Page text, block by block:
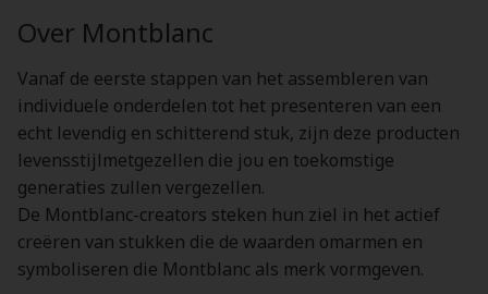
Over Montblanc
Vanaf de eerste stappen van het assembleren van
individuele onderdelen tot het presenteren van een
echt levendig en schitterend stuk, zijn deze producten
levensstijlmetgezellen die jou en toekomstige
generaties zullen vergezellen.
De Montblanc-creators steken hun ziel in het actief
creëren van stukken die de waarden omarmen en
symboliseren die Montblanc als merk vormgeven.